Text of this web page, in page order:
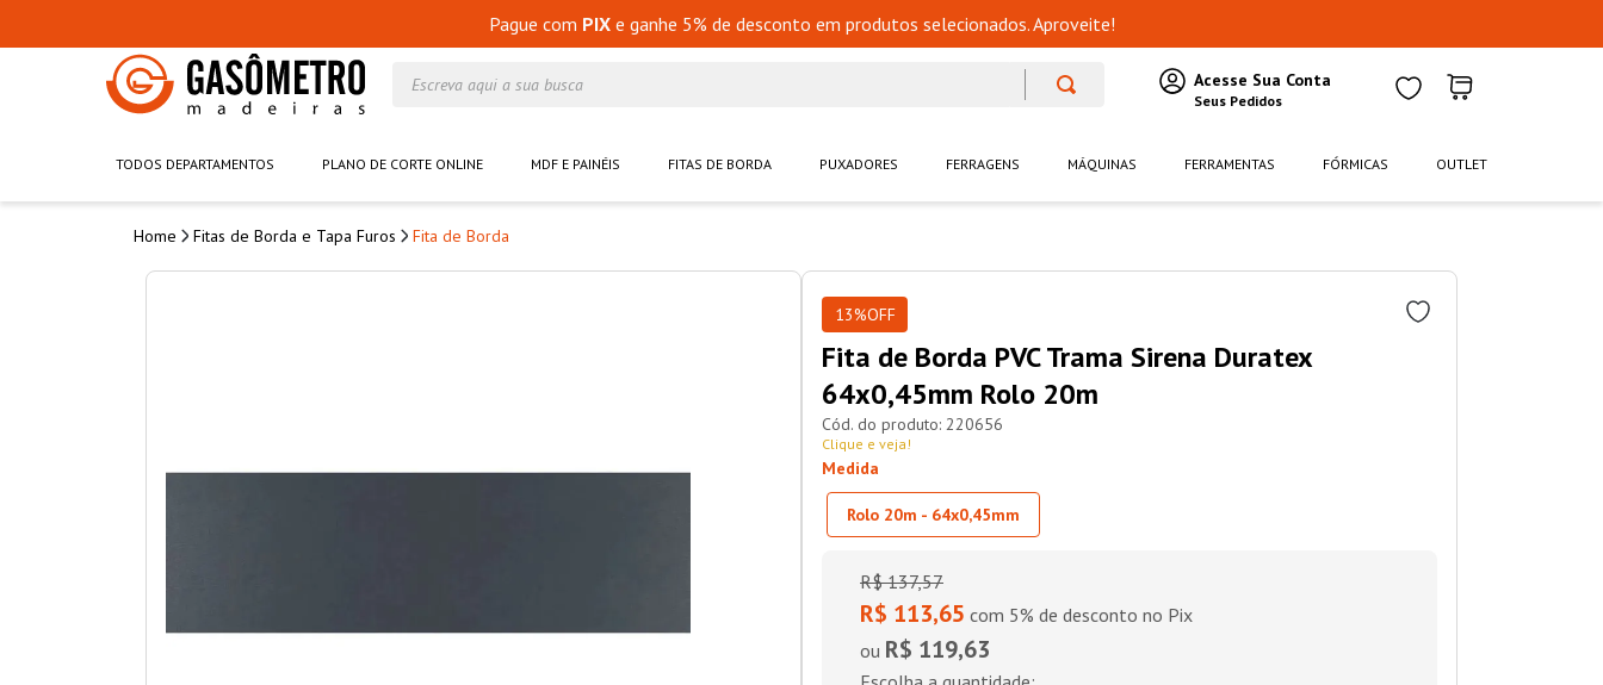
Pague com PIXe ganhe 5% de desconto em produtos selecionados. Aproveite!
TODOS DEPARTAMENTOS PLANO DE CORTE ONLINE MDF E PAINÉIS FITAS DE BORDA PUXADORES FERRAGENS MÁQUINAS FERRAMENTAS FÓRMICAS OUTLET
Fitas de Borda e Tapa Furos Fita de Borda
13%OFF
Fita de Borda PVC Trama Sirena Duratex
64x0,45mm Rolo 20m
220656
Clique e veja!
Medida
Rolo 20m - 64x0,45mm
R$ 137,57
R$ 113,65 com 5% de desconto no Pix
ou R$ 119,63